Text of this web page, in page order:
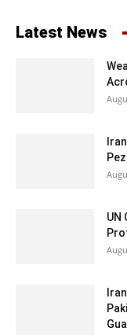
Latest News
UN